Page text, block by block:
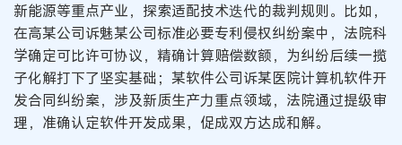
新能源等重点产业，探索适配技术迭代的裁判规则。比如，
在高某公司诉魅某公司标准必要专利侵权纠纷案中，法院科
学确定可比许可协议，精确计算赔偿数额，为纠纷后续一揽
子化解打下了坚实基础；某软件公司诉某医院计算机软件开
发合同纠纷案，涉及新质生产力重点领域，法院通过提级审
理，准确认定软件开发成果，促成双方达成和解。